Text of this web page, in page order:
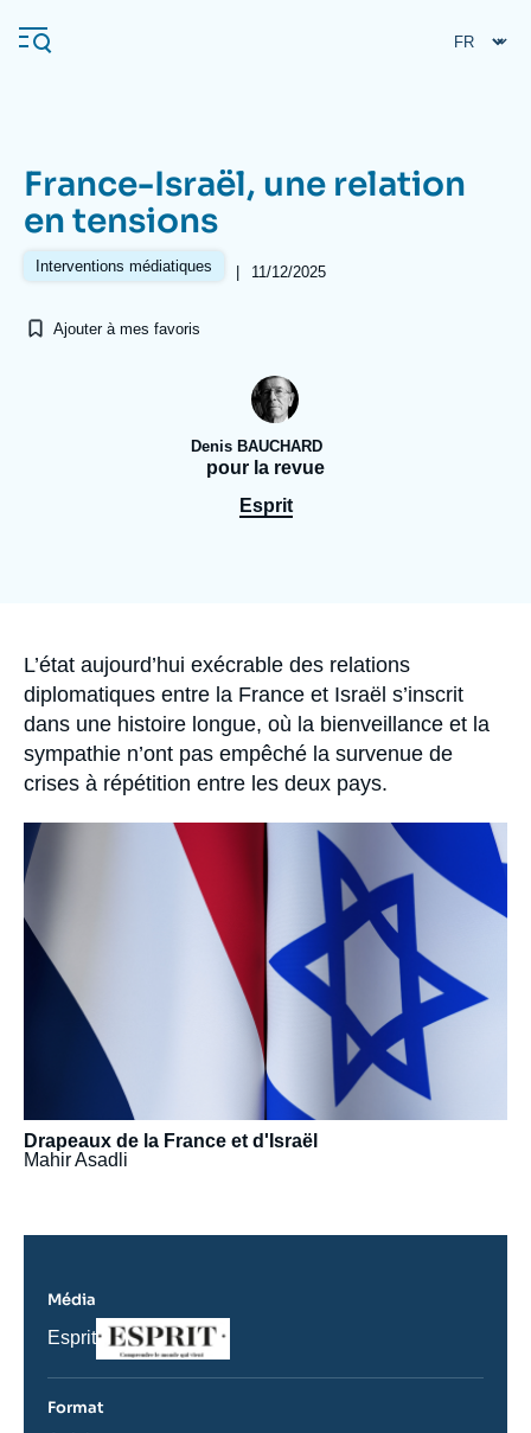
au
contenu
Navigation
principale
L'Ifri
Analyses
Recherches fréquentes
Proche-Orient
France-Israël, une relation
en tensions
Interventions médiatiques | 11/12/2025
Ajouter à mes favoris
Denis BAUCHARD
pour la revue
Esprit
Accroche
L’état aujourd’hui exécrable des relations
diplomatiques entre la France et Israël s’inscrit
dans une histoire longue, où la bienveillance et la
sympathie n’ont pas empêché la survenue de
crises à répétition entre les deux pays.
Image
principale
médiatique
Drapeaux de la France et d'Israël
Mahir Asadli
Média
Nom
journal,
ou
Esprit
Logo
Format